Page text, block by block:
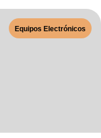
Equipos Electrónicos